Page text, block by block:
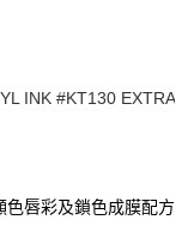
INK #KT130 EXTRA
色唇彩及鎖色成膜配方